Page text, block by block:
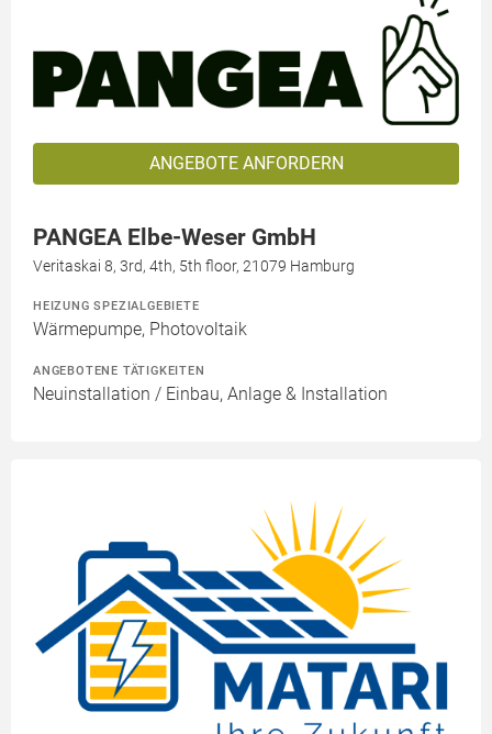
ANGEBOTE ANFORDERN
PANGEA Elbe-Weser GmbH
Veritaskai 8, 3rd, 4th, 5th floor, 21079 Hamburg
HEIZUNG SPEZIALGEBIETE
Wärmepumpe, Photovoltaik
ANGEBOTENE TÄTIGKEITEN
Neuinstallation / Einbau, Anlage & Installation